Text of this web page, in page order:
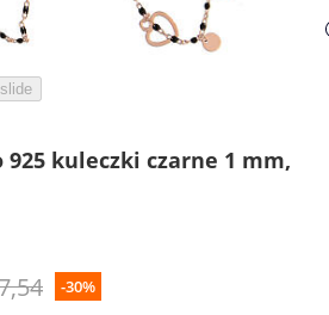
kuleczki czarne 1 mm,
-30%